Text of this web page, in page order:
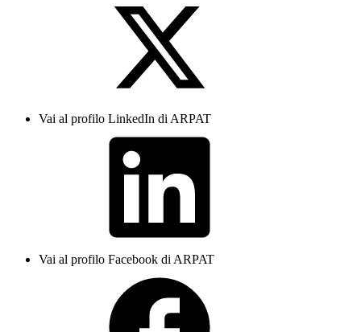
Vai al profilo LinkedIn di ARPAT
Vai al profilo Facebook di ARPAT